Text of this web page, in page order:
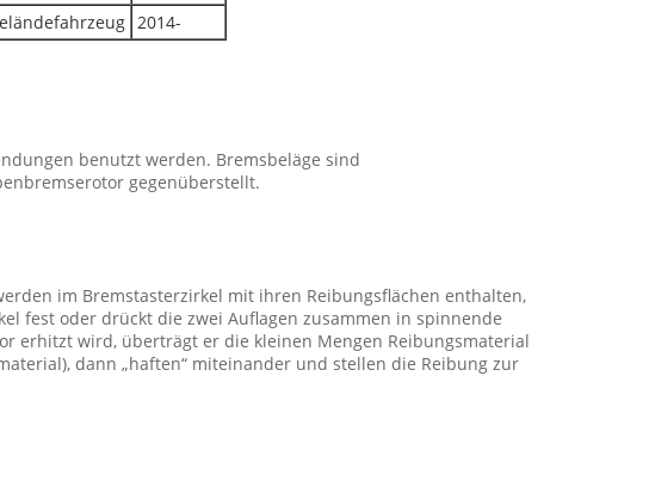
2014-
benutzt werden. Bremsbeläge sind
gegenüberstellt.
im Bremstasterzirkel mit ihren Reibungsflächen enthalten,
fest oder drückt die zwei Auflagen zusammen in spinnende
erhitzt wird, überträgt er die kleinen Mengen Reibungsmaterial
dann „haften“ miteinander und stellen die Reibung zur